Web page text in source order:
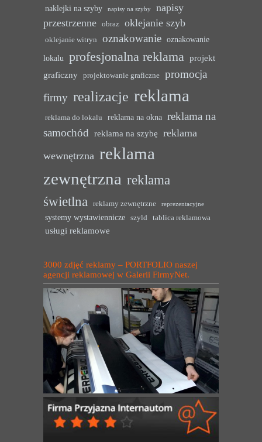
naklejki na szyby
napisy na szyby
napisy
przestrzenne
obraz oklejanie szyb
oklejanie witryn oznakowanie oznakowanie
lokalu profesjonalna reklama projekt
graficzny
projektowanie graficzne
promocja
firmy realizacje reklama
reklama do lokalu reklama na okna reklama na
samochód reklama na szybę reklama
wewnętrzna reklama
zewnętrzna reklama
świetlna
reklamy zewnętrzne reprezentacyjne
systemy wystawiennicze szyld tablica reklamowa
usługi reklamowe
3000 zdjęć reklamy – PORTFOLIO naszej
agencji reklamowej w Galerii FirmyNet.